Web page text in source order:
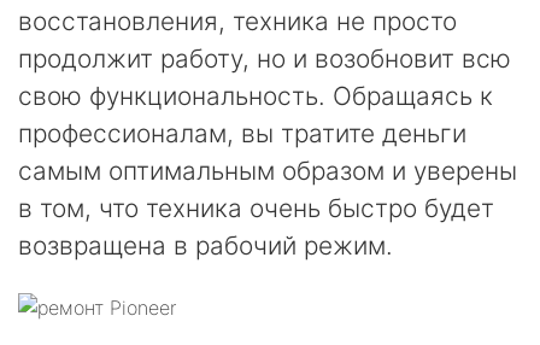
восстановления, техника не просто
продолжит работу, но и возобновит всю
свою функциональность. Обращаясь к
профессионалам, вы тратите деньги
самым оптимальным образом и уверены
в том, что техника очень быстро будет
возвращена в рабочий режим.